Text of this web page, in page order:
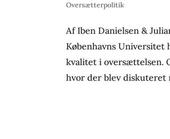
Oversætterpolitik
Af Iben Danielsen &
Københavns
kvalitet i oversættelsen.
hvor der blev diskuteret